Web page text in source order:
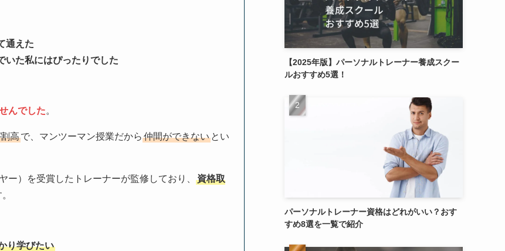
通えた
いた私にはぴったりでした
んでした。
高で、マンツーマン授業だから 仲間ができない とい
）を受賞したトレーナーが監修しており、
資格取
り学びたい
【2025年版】パーソナルトレーナー養成スクー
ルおすすめ5選！
パーソナルトレーナー資格はどれがいい？おす
すめ8選を一覧で紹介